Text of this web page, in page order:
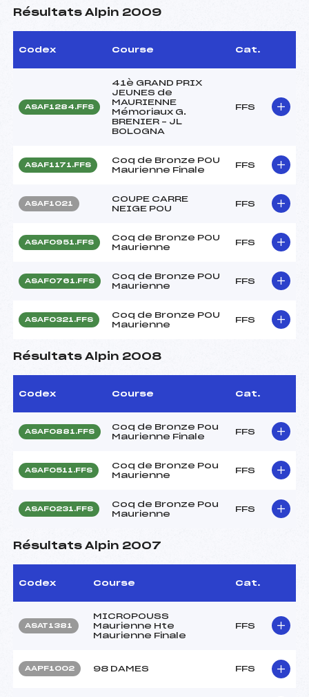
Résultats Alpin 2009
Codex Course Cat.
ASAF1284.FFS
41è GRAND PRIX
JEUNES de
MAURIENNE
Mémoriaux G.
BRENIER – JL
BOLOGNA
FFS
ASAF1171.FFS
Coq de Bronze POU
Maurienne Finale
FFS
ASAF1021
COUPE CARRE
NEIGE POU
FFS
ASAF0951.FFS
Coq de Bronze POU
Maurienne
FFS
ASAF0761.FFS
Coq de Bronze POU
Maurienne
FFS
ASAF0321.FFS
Coq de Bronze POU
Maurienne
FFS
Résultats Alpin 2008
Codex Course Cat.
ASAF0881.FFS
Coq de Bronze Pou
Maurienne Finale
FFS
ASAF0511.FFS
Coq de Bronze Pou
Maurienne
FFS
ASAF0231.FFS
Coq de Bronze Pou
Maurienne
FFS
Résultats Alpin 2007
Codex Course Cat.
ASAT1381
MICROPOUSS
Maurienne Hte
Maurienne Finale
FFS
AAPF1002 98 DAMES FFS